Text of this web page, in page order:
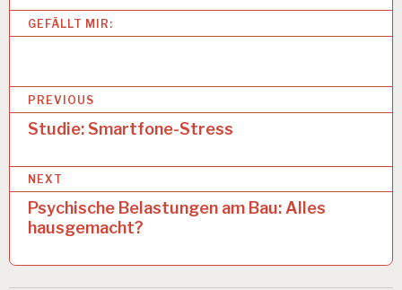
U
N
-
A
R
T
S
T
A
GEFÄLLT MIR:
B
i
t
r
PREVIOUS
Studie: Smartfone-Stress
NEXT
Psychische Belastungen am Bau: Alles
hausgemacht?